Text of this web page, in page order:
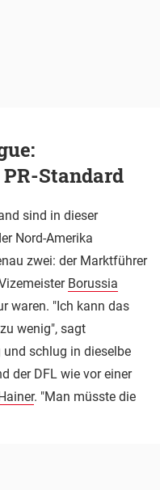
Standard
sind in dieser
Nord-Amerika
zwei: der Marktführer
Borussia
waren. "Ich kann das
wenig", sagt
schlug in dieselbe
der DFL wie vor einer
. "Man müsste die